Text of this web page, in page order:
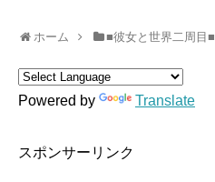
ホーム ■彼女と世界二周目■
Powered by Translate
スポンサーリンク